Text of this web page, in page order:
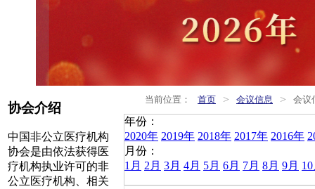
协会介绍
中国非公立医疗机构
协会是由依法获得医
疗机构执业许可的非
公立医疗机构、相关
当前位置： 首页 > 会议信息 > 会议
年份：
2020年 2019年 2018年 2017年 2016年
月份：
1月 2月 3月 4月 5月 6月 7月 8月 9月